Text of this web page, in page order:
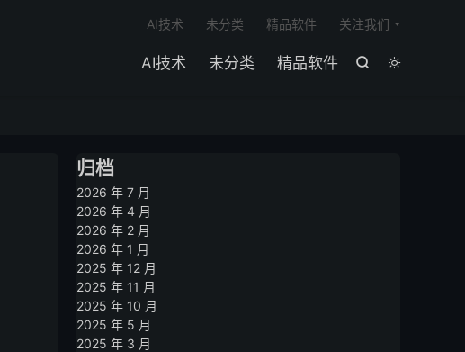


AI技术 未分类 精品软件
AI技术 未分类 精品软件 关注我们
归档
2026 年 7 月
2026 年 4 月
2026 年 2 月
2026 年 1 月
2025 年 12 月
2025 年 11 月
2025 年 10 月
2025 年 5 月
2025 年 3 月